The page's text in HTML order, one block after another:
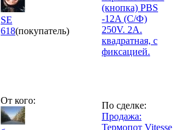
SE
618(покупатель)
(кнопка) PBS
-12A (С/Ф)
250V. 2A.
квадратная, с
фиксацией.
От кого:
По сделке:
Продажа:
Термопот Vitesse